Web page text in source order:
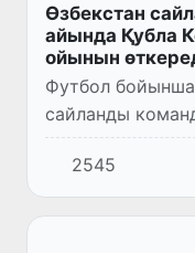
Өзбекстан
айында Қубла
ойынын
Футбол
сайланды
шеңберинде 6-
Республикасы
жолдаслық
2545